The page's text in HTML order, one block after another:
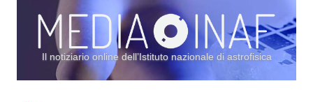
Il notiziario online dell’Istituto nazionale di astrofisica